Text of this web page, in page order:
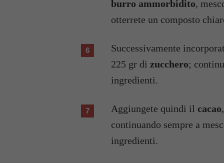
burro ammorbidito,
otterrete un composto
Successivamente
225 gr di zucchero;
ingredienti.
Aggiungete quindi il cacao
continuando sempre a
ingredienti.